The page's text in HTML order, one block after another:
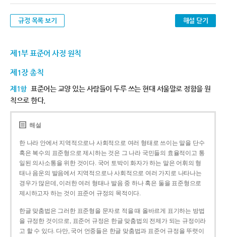
규정 목록 보기 해설 닫기
제1부 표준어 사정 원칙
제1장 총칙
제1항 표준어는 교양 있는 사람들이 두루 쓰는 현대 서울말로 정함을 원
칙으로 한다.
해설
한 나라 안에서 지역적으로나 사회적으로 여러 형태로 쓰이는 말을 단수
혹은 복수의 표준형으로 제시하는 것은 그 나라 국민들의 효율적이고 통
일된 의사소통을 위한 것이다. 국어 토박이 화자가 하는 말은 어휘의 형
태나 음운의 발음에서 지역적으로나 사회적으로 여러 가지로 나타나는
경우가 많은데, 이러한 여러 형태나 발음 중 하나 혹은 둘을 표준형으로
제시하고자 하는 것이 표준어 규정의 목적이다.
한글 맞춤법은 그러한 표준형을 문자로 적을 때 올바르게 표기하는 방법
을 규정한 것이므로, 표준어 규정은 한글 맞춤법의 전제가 되는 규정이라
고 할 수 있다. 다만, 국어 언중들은 한글 맞춤법과 표준어 규정을 뚜렷이